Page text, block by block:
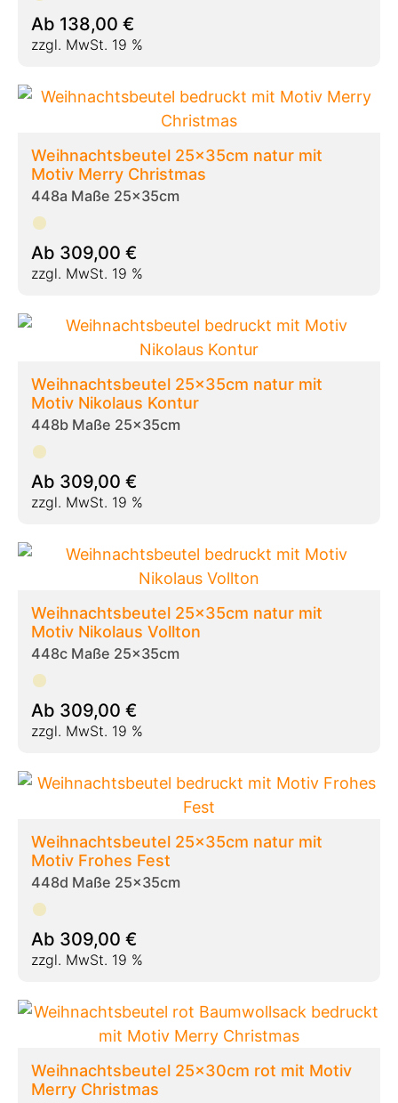
Ab 138,00 €
zzgl. MwSt. 19 %
Weihnachtsbeutel 25x35cm natur mit
Motiv Merry Christmas
448a Maße 25x35cm
Ab 309,00 €
zzgl. MwSt. 19 %
Weihnachtsbeutel 25x35cm natur mit
Motiv Nikolaus Kontur
448b Maße 25x35cm
Ab 309,00 €
zzgl. MwSt. 19 %
Weihnachtsbeutel 25x35cm natur mit
Motiv Nikolaus Vollton
448c Maße 25x35cm
Ab 309,00 €
zzgl. MwSt. 19 %
Weihnachtsbeutel 25x35cm natur mit
Motiv Frohes Fest
448d Maße 25x35cm
Ab 309,00 €
zzgl. MwSt. 19 %
Weihnachtsbeutel 25x30cm rot mit Motiv
Merry Christmas